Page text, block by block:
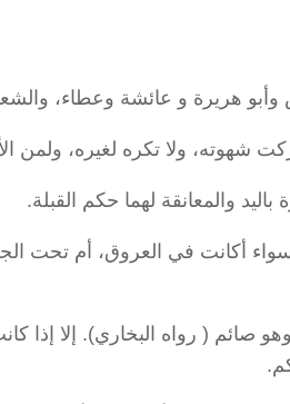
وأبو هريرة و عائشة وعطاء،
شهوته، ولا تكره لغيره، ولمن
والمعانقة لهما حكم القبلة.
وسواء أكانت في العروق، أم تحت
صائم ( رواه البخاري). إلا إذا